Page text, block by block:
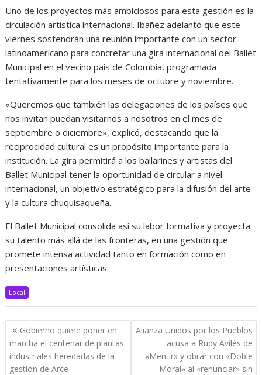
Uno de los proyectos más ambiciosos para esta gestión es la
circulación artística internacional. Ibañez adelantó que este
viernes sostendrán una reunión importante con un sector
latinoamericano para concretar una gira internacional del Ballet
Municipal en el vecino país de Colombia, programada
tentativamente para los meses de octubre y noviembre.
«Queremos que también las delegaciones de los países que
nos invitan puedan visitarnos a nosotros en el mes de
septiembre o diciembre», explicó, destacando que la
reciprocidad cultural es un propósito importante para la
institución. La gira permitirá a los bailarines y artistas del
Ballet Municipal tener la oportunidad de circular a nivel
internacional, un objetivo estratégico para la difusión del arte
y la cultura chuquisaqueña.
El Ballet Municipal consolida así su labor formativa y proyecta
su talento más allá de las fronteras, en una gestión que
promete intensa actividad tanto en formación como en
presentaciones artísticas.
Local
Navegación
de
entradas
Gobierno quiere poner en
marcha el centenar de plantas
industriales heredadas de la
gestión de Arce
Alianza Unidos por los Pueblos
acusa a Rudy Avilés de
«Mentir» y obrar con «Doble
Moral» al «renunciar» sin